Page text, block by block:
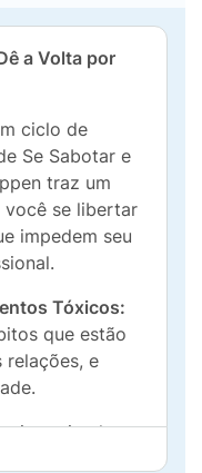
a Volta por
ciclo de
Se Sabotar e
traz um
você se libertar
impedem seu
Tóxicos:
que estão
relações, e
simples e
que